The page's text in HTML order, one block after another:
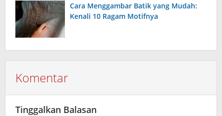
Cara Menggambar Batik yang Mudah:
Kenali 10 Ragam Motifnya
Komentar
Tinggalkan Balasan